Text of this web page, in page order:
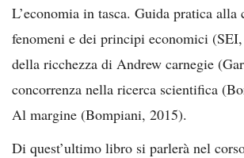
L’economia in tasca. Guida pratica alla
fenomeni e dei principi economici
della ricchezza di Andrew carnegie
concorrenza nella ricerca scientifica
Al margine (Bompiani, 2015).
Di quest’ultimo libro si parlerà nel